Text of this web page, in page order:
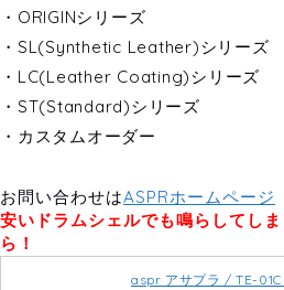
・ORIGINシリーズ
・SL(Synthetic Leather)シリーズ
・LC(Leather Coating)シリーズ
・ST(Standard)シリーズ
・カスタムオーダー
お問い合わせはASPRホームページ
安いドラムシェルでも鳴らしてし
ら！
aspr アサプラ / TE-01C